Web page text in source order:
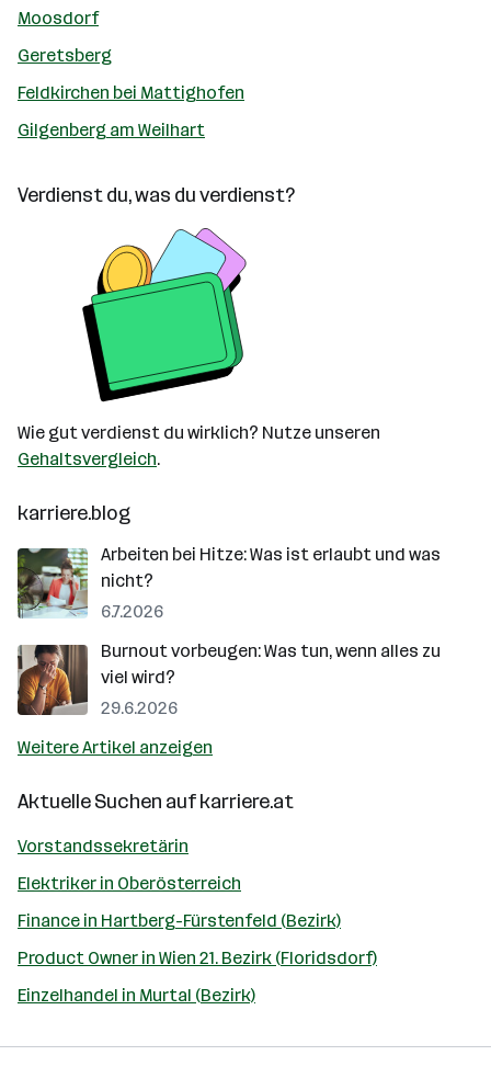
Moosdorf
Geretsberg
Feldkirchen bei Mattighofen
Gilgenberg am Weilhart
Verdienst du, was du verdienst?
Wie gut verdienst du wirklich? Nutze unseren
Gehaltsvergleich.
karriere.blog
Arbeiten bei Hitze: Was ist erlaubt und was
nicht?
6.7.2026
Burnout vorbeugen: Was tun, wenn alles zu
viel wird?
29.6.2026
Weitere Artikel anzeigen
Aktuelle Suchen aufkarriere.at
Vorstandssekretärin
Elektriker in Oberösterreich
Finance in Hartberg-Fürstenfeld (Bezirk)
Product Owner in Wien 21. Bezirk (Floridsdorf)
Einzelhandel in Murtal (Bezirk)